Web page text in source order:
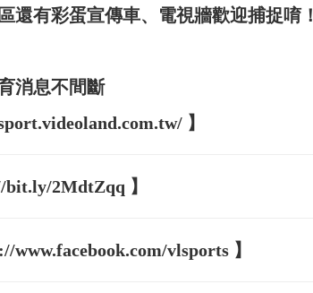
還有彩蛋宣傳車、電視牆歡迎捕捉唷！
消息不間斷
】
2MdtZqq 】
vlsports 】